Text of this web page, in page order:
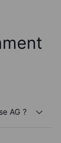
AG ?